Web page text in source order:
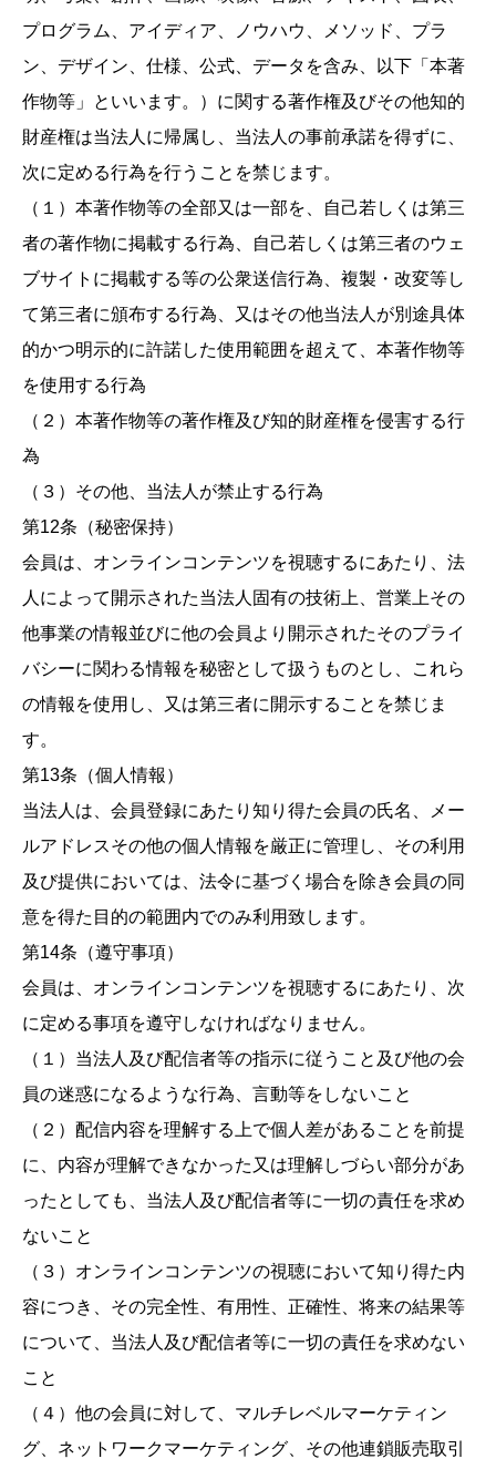
プログラム、アイディア、ノウハウ、メソッド、プラ
ン、デザイン、仕様、公式、データを含み、以下「本著
作物等」といいます。）に関する著作権及びその他知的
財産権は当法人に帰属し、当法人の事前承諾を得ずに、
次に定める行為を行うことを禁じます。
（１）本著作物等の全部又は一部を、自己若しくは第三
者の著作物に掲載する行為、自己若しくは第三者のウェ
ブサイトに掲載する等の公衆送信行為、複製・改変等し
て第三者に頒布する行為、又はその他当法人が別途具体
的かつ明示的に許諾した使用範囲を超えて、本著作物等
を使用する行為
（２）本著作物等の著作権及び知的財産権を侵害する行
為
（３）その他、当法人が禁止する行為
第12条（秘密保持）
会員は、オンラインコンテンツを視聴するにあたり、法
人によって開示された当法人固有の技術上、営業上その
他事業の情報並びに他の会員より開示されたそのプライ
バシーに関わる情報を秘密として扱うものとし、これら
の情報を使用し、又は第三者に開示することを禁じま
す。
第13条（個人情報）
当法人は、会員登録にあたり知り得た会員の氏名、メー
ルアドレスその他の個人情報を厳正に管理し、その利用
及び提供においては、法令に基づく場合を除き会員の同
意を得た目的の範囲内でのみ利用致します。
第14条（遵守事項）
会員は、オンラインコンテンツを視聴するにあたり、次
に定める事項を遵守しなければなりません。
（１）当法人及び配信者等の指示に従うこと及び他の会
員の迷惑になるような行為、言動等をしないこと
（２）配信内容を理解する上で個人差があることを前提
に、内容が理解できなかった又は理解しづらい部分があ
ったとしても、当法人及び配信者等に一切の責任を求め
ないこと
（３）オンラインコンテンツの視聴において知り得た内
容につき、その完全性、有用性、正確性、将来の結果等
について、当法人及び配信者等に一切の責任を求めない
こと
（４）他の会員に対して、マルチレベルマーケティン
グ、ネットワークマーケティング、その他連鎖販売取引